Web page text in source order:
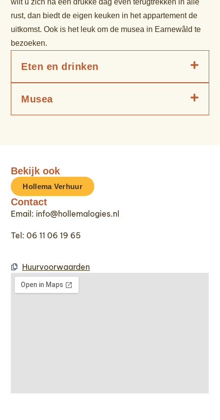
wilt u zich na een drukke dag even terugtrekken in alle
rust, dan biedt de eigen keuken in het appartement de
uitkomst. Ook is het leuk om de musea in Earnewâld te
bezoeken.
Eten en drinken
Musea
Bekijk ook
Hollema Verhuur
Contact
Email: info@hollemalogies.nl
Tel: 06 11 06 19 65
Huurvoorwaarden